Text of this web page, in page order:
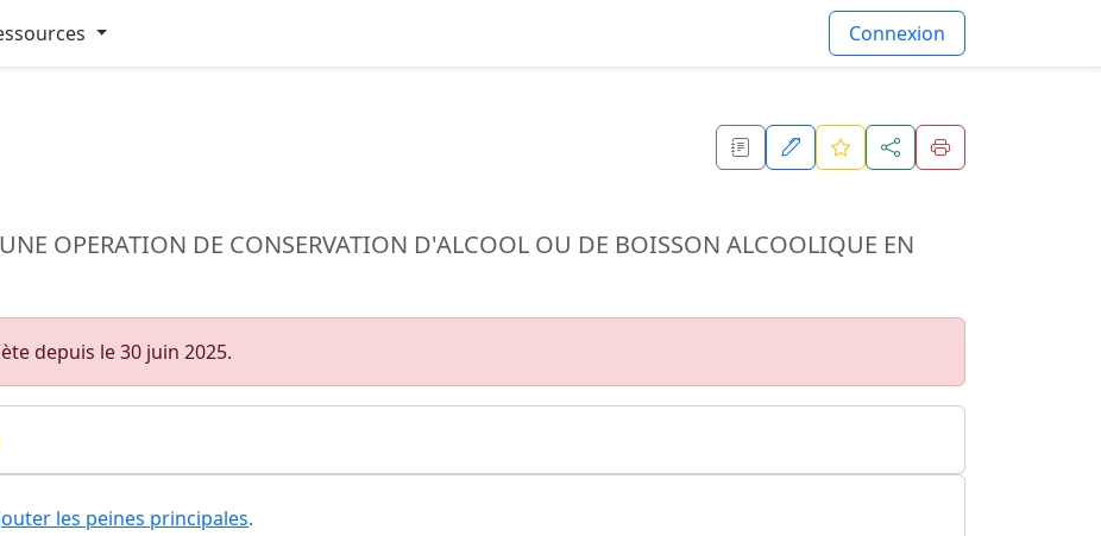
Connexion
OPERATION DE CONSERVATION D'ALCOOL OU DE BOISSON ALCOOLIQUE EN
depuis le 30 juin 2025.
les peines principales.